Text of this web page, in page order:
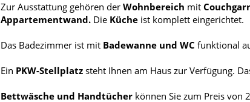
Zur Ausstattung gehören derWohnbereich mit
Appartementwand. Die Küche ist komplett eingerichtet.
Das Badezimmer ist mit Badewanne und WC funktional
Ein PKW-Stellplatz steht Ihnen am Haus zur Verfügung.
Bettwäsche und Handtücher können Sie zum Preis von